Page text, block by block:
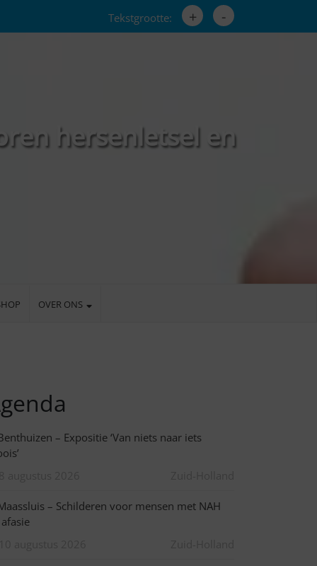
Tekstgrootte: + -
hersenletsel en
OVER ONS
– Expositie ‘Van niets naar iets
– Schilderen voor mensen met NAH